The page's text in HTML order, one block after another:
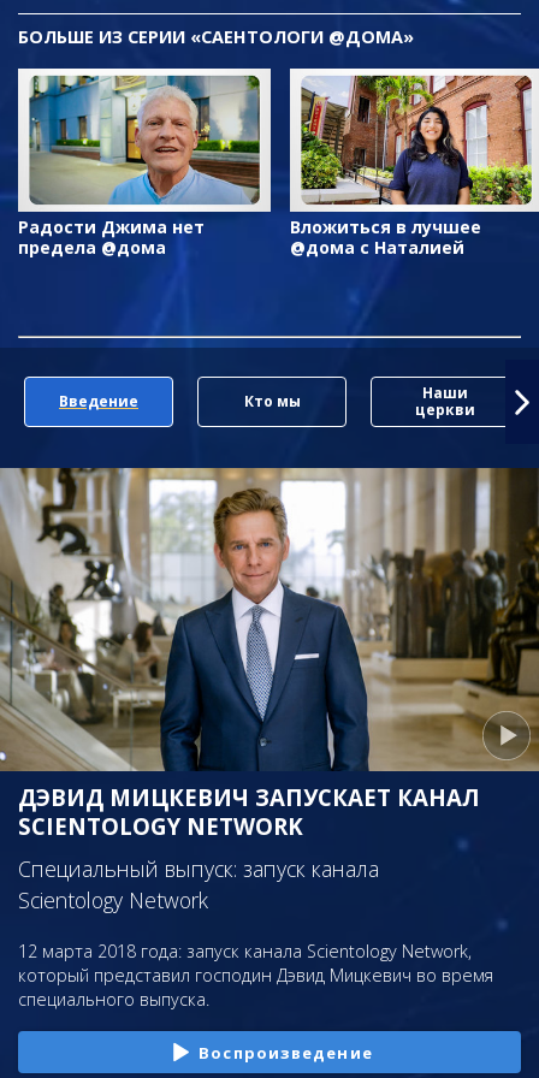
БОЛЬШЕ ИЗ СЕРИИ «САЕНТОЛОГИ @ДОМА»
Радости Джима нет
предела @дома
Вложиться в лучшее
@дома с Наталией
Введение Кто мы
Наши
церкви
ДЭВИД МИЦКЕВИЧ ЗАПУСКАЕТ КАНАЛ
SCIENTOLOGY NETWORK
Специальный выпуск: запуск канала
Scientology Network
12 марта 2018 года: запуск канала Scientology Network,
который представил господин Дэвид Мицкевич во время
специального выпуска.
Воспроизведение